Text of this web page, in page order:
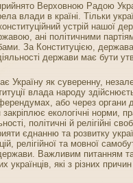
Верховною Радою
влади в країні. Тільки
устрій нашої
ані політичними
За Конституцією,
держави має бути
Україну як суверенну,
влада народу
або через органи
екологічні норми,
політичні й релігійні
єднанню та розвитку
релігійної та мовної
Важливим питанням
українців, які з різних